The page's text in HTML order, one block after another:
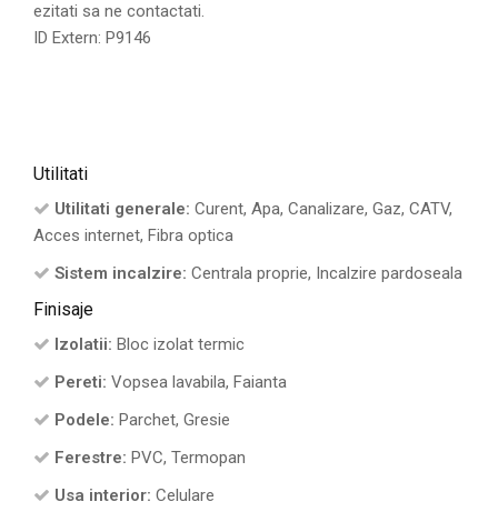
ezitati sa ne contactati.
ID Extern: P9146
Utilitati
Utilitati generale: Curent, Apa, Canalizare, Gaz, CATV,
Acces internet, Fibra optica
Sistem incalzire: Centrala proprie, Incalzire pardoseala
Finisaje
Izolatii: Bloc izolat termic
Pereti: Vopsea lavabila, Faianta
Podele: Parchet, Gresie
Ferestre: PVC, Termopan
Usa interior: Celulare